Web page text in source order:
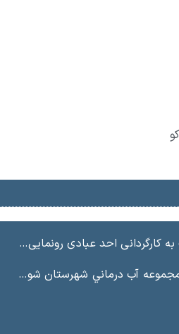
احد عبادی رونمایی شد
شهرستان شوط منطقه آزاد ماكو “